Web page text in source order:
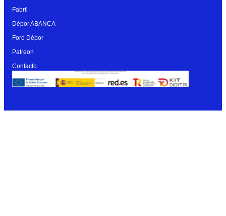
Fabril
Dépor ABANCA
Foro Dépor
Patreon
Contacto